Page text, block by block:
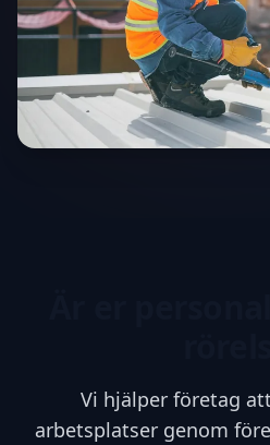
Vi hjälper företag
arbetsplatser genom